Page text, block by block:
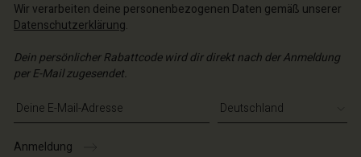
Wir verarbeiten deine personenbezogenen Daten gemäß unserer
Datenschutzerklärung.
Dein persönlicher Rabattcode wird dir direkt nach der Anmeldung
per E-Mail zugesendet.
E-Mail-Adresse eingeben
Anmeldung